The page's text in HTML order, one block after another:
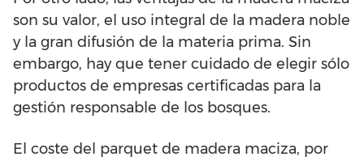
son su valor, el uso integral de la madera noble
y la gran difusión de la materia prima. Sin
embargo, hay que tener cuidado de elegir sólo
productos de empresas certificadas para la
gestión responsable de los bosques.
El coste del parquet de madera maciza, por